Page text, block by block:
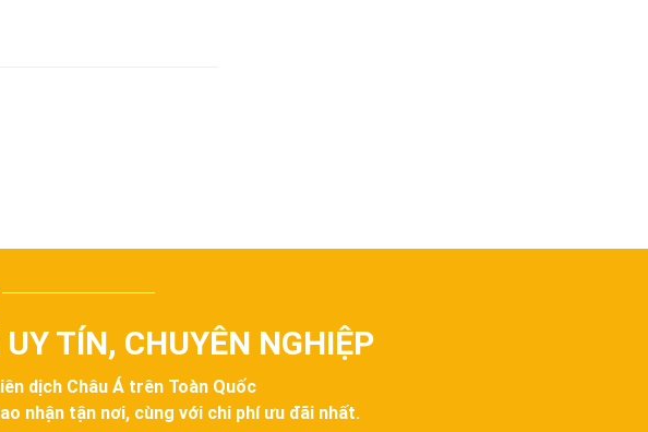
TÍN, CHUYÊN NGHIỆP
dịch Châu Á trên Toàn Quốc
nhận tận nơi, cùng với chi phí ưu đãi nhất.